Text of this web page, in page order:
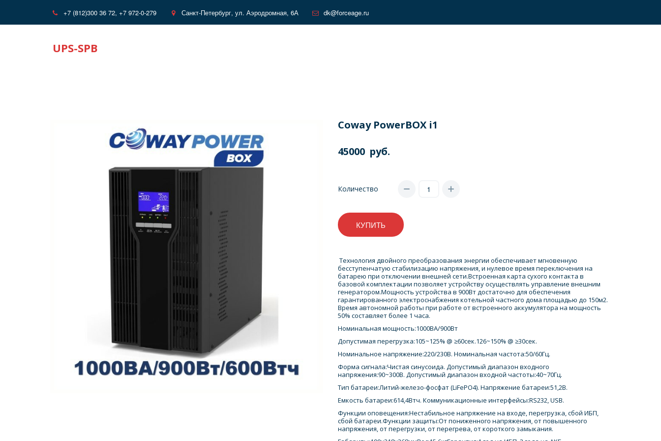
+7 (812)300 36 72, +7 972-0-279 Санкт-Петербург, ул. Аэродромная, 6А dk@forceage.ru
UPS-SPB
Сoway PowerBOX i1
45000 руб.
Количество
КУПИТЬ
Технология двойного преобразования энергии обеспечивает мгновенную
бесступенчатую стабилизацию напряжения, и нулевое время переключения на
батарею при отключении внешней сети.Встроенная карта сухого контакта в
базовой комплектации позволяет устройству осуществлять управление внешним
генератором.Мощность устройства в 900Вт достаточно для обеспечения
гарантированного электроснабжения котельной частного дома площадью до 150м2.
Время автономной работы при работе от встроенного аккумулятора на мощность
50% составляет более 1 часа.
Номинальная мощность:1000ВА/900Вт
Допустимая перегрузка:105~125% @ ≥60сек.126~150% @ ≥30сек.
Номинальное напряжение:220/230В. Номинальная частота:50/60Гц.
Форма сигнала:Чистая синусоида. Допустимый диапазон входного
напряжения:90~300В. Допустимый диапазон входной частоты:40~70Гц.
Тип батареи:Литий-железо-фосфат (LiFePO4). Напряжение батареи:51,2В.
Емкость батареи:614,4Втч. Коммуникационные интерфейсы:RS232, USB.
Функции оповещения:Нестабильное напряжение на входе, перегрузка, сбой ИБП,
сбой батареи.Функции защиты:От пониженного напряжения, от повышенного
напряжения, от перегрузки, от перегрева, от короткого замыкания.